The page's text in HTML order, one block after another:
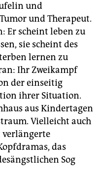
und
und Therapeut.
Er scheint leben zu
sie scheint des
lernen zu
Ihr Zweikampf
der einseitig
ihrer Situation.
aus Kindertagen
Vielleicht auch
verlängerte
das
Sog